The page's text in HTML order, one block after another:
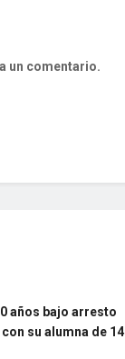
un comentario.
años bajo arresto
su alumna de 14